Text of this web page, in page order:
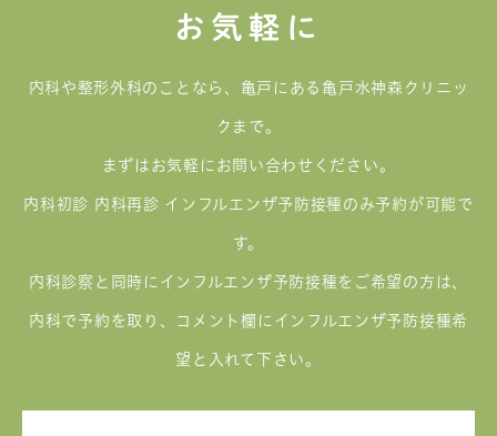
お気軽に
内科や整形外科のことなら、亀戸にある亀戸水神森クリニッ
クまで。
まずはお気軽にお問い合わせください。
内科初診 内科再診 インフルエンザ予防接種のみ予約が可能で
す。
内科診察と同時にインフルエンザ予防接種をご希望の方は、
内科で予約を取り、コメント欄にインフルエンザ予防接種希
望と入れて下さい。